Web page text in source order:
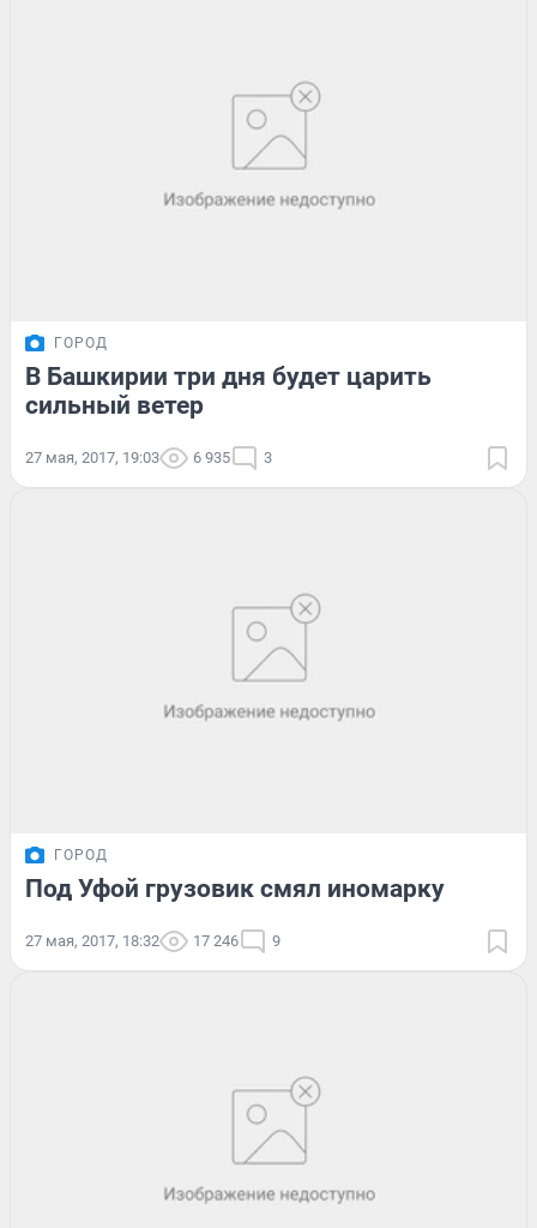
ГОРОД
В Башкирии три дня будет царить
сильный ветер
27 мая, 2017, 19:03 6 935 3
ГОРОД
Под Уфой грузовик смял иномарку
27 мая, 2017, 18:32 17 246 9